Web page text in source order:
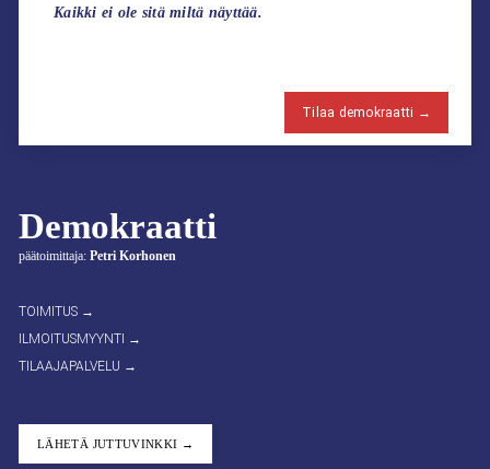
Demokraatti
päätoimittaja: Petri Korhonen
TOIMITUS →
ILMOITUSMYYNTI →
TILAAJAPALVELU →
LÄHETÄ JUTTUVINKKI →
Kaikki ei ole sitä miltä näyttää.
Tilaa demokraatti →